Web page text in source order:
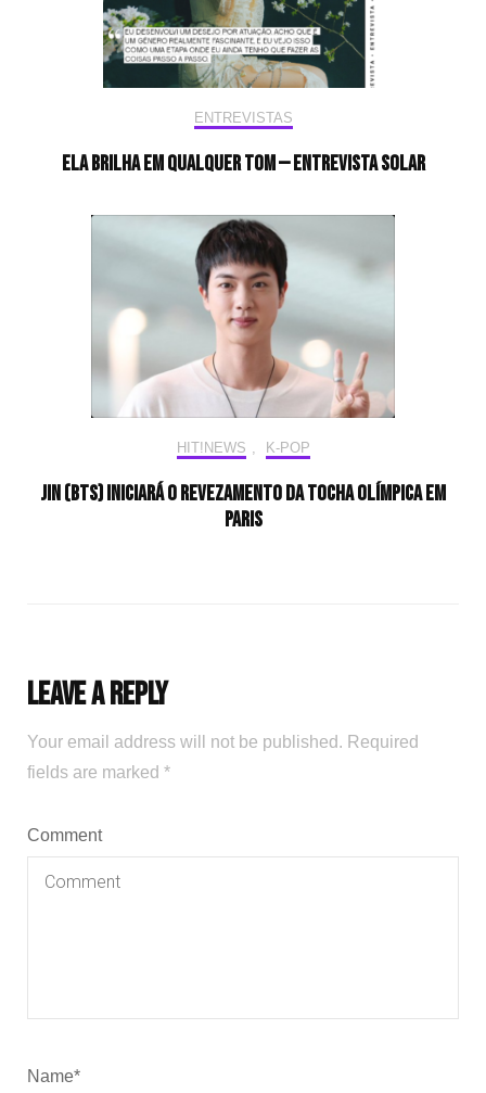
ENTREVISTAS
Ela brilha em qualquer tom — Entrevista Solar
HIT!NEWS K-POP
Jin (BTS) iniciará o revezamento da tocha olímpica em
Paris
Leave a Reply
Your email address will not be published. Required
fields are marked *
Comment
Name*